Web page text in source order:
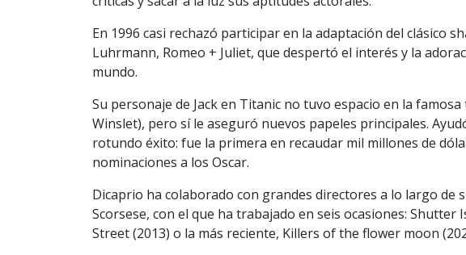
En 1996 casi rechazó participar en la adaptación del clásico
Luhrmann, Romeo + Juliet, que despertó el interés y la
mundo.
Su personaje de Jack en Titanic no tuvo espacio en la famosa
Winslet), pero sí le aseguró nuevos papeles principales.
rotundo éxito: fue la primera en recaudar mil millones de
nominaciones a los Oscar.
Dicaprio ha colaborado con grandes directores a lo largo de
Scorsese, con el que ha trabajado en seis ocasiones: Shutter
Street (2013) o la más reciente, Killers of the flower moon